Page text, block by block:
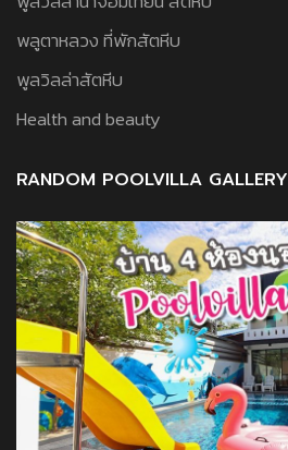
พลูตาหลวง ที่พักสัตหีบ
พูลวิลล่าสัตหีบ
Health and beauty
RANDOM POOLVILLA GALLERY